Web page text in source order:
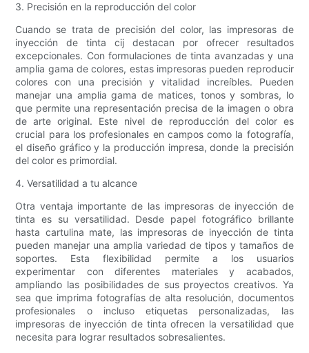
3. Precisión en la reproducción del color
Cuando se trata de precisión del color, las impresoras de
inyección de tinta cij destacan por ofrecer resultados
excepcionales. Con formulaciones de tinta avanzadas y una
amplia gama de colores, estas impresoras pueden reproducir
colores con una precisión y vitalidad increíbles. Pueden
manejar una amplia gama de matices, tonos y sombras, lo
que permite una representación precisa de la imagen o obra
de arte original. Este nivel de reproducción del color es
crucial para los profesionales en campos como la fotografía,
el diseño gráfico y la producción impresa, donde la precisión
del color es primordial.
4. Versatilidad a tu alcance
Otra ventaja importante de las impresoras de inyección de
tinta es su versatilidad. Desde papel fotográfico brillante
hasta cartulina mate, las impresoras de inyección de tinta
pueden manejar una amplia variedad de tipos y tamaños de
soportes. Esta flexibilidad permite a los usuarios
experimentar con diferentes materiales y acabados,
ampliando las posibilidades de sus proyectos creativos. Ya
sea que imprima fotografías de alta resolución, documentos
profesionales o incluso etiquetas personalizadas, las
impresoras de inyección de tinta ofrecen la versatilidad que
necesita para lograr resultados sobresalientes.